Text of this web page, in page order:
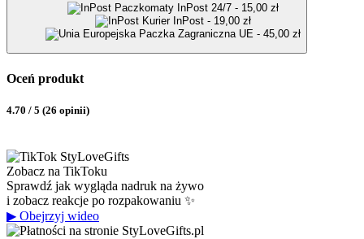
Paczkomaty InPost 24/7 - 15,00 zł
Kurier InPost - 19,00 zł
Paczka Zagraniczna UE - 45,00 zł
Oceń produkt
4.70 / 5 (26 opinii)
Zobacz na TikToku
Sprawdź jak wygląda nadruk na żywo
i zobacz reakcje po rozpakowaniu ✨
▶ Obejrzyj wideo